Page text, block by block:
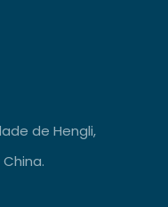
de Hengli,